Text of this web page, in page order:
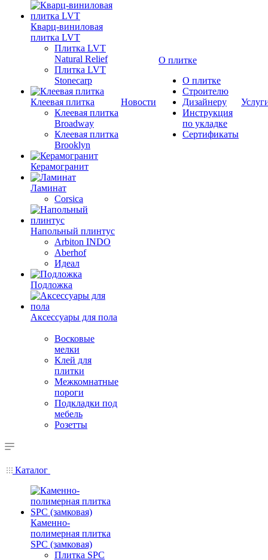
Кварц-виниловая
плитка LVT
Плитка LVT
Natural Relief
Плитка LVT
Stonecarp
Клеевая плитка
Клеевая плитка
Broadway
Клеевая плитка
Brooklyn
Керамогранит
Ламинат
Corsica
Напольный плинтус
Arbiton INDO
Aberhof
Идеал
Подложка
Аксессуары для пола
Восковые
мелки
Клей для
плитки
Межкомнатные
пороги
Подкладки под
мебель
Розетты
Новости
О плитке
О плитке
Строителю
Дизайнеру
Инструкция
по укладке
Сертификаты
Каталог
Каменно-
полимерная плитка
SPC (замковая)
Плитка SPC